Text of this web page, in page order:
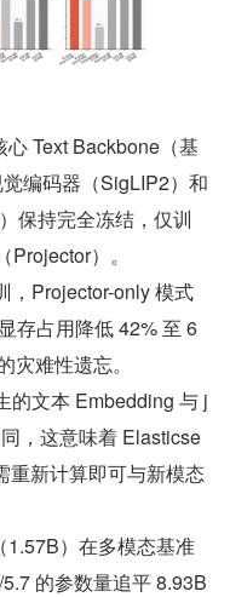
心 Text Backbone（基
编码器（SigLIP2）和
保持完全冻结，仅训
）。
，Projector-only 模式
存占用降低 42% 至 6
难性遗忘。
的文本 Embedding 与 j
，这意味着 Elasticse
重新计算即可与新模态
1.57B）在多模态基准
的参数量追平 8.93B